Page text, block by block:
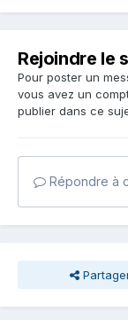
Rejoindre le
Pour poster un
vous avez un
publier dans ce
Répondre à